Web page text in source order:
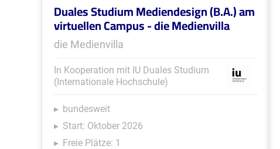
Duales Studium Mediendesign (B.A.) am
virtuellen Campus - die Medienvilla
die Medienvilla
In Kooperation mit IU Duales Studium
(Internationale Hochschule)
bundesweit
Start: Oktober 2026
Freie Plätze: 1